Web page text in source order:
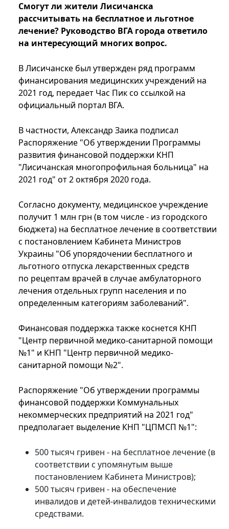
Смогут ли жители Лисичанска
рассчитывать на бесплатное и льготное
лечение? Руководство ВГА города ответило
на интересующий многих вопрос.
В Лисичанске был утвержден ряд программ
финансирования медицинских учреждений на
2021 год, передает Час Пик со ссылкой на
официальный портал ВГА.
В частности, Александр Заика подписал
Распоряжение "Об утверждении Программы
развития финансовой поддержки КНП
"Лисичанская многопрофильная больница" на
2021 год" от 2 октября 2020 года.
Согласно документу, медицинское учреждение
получит 1 млн грн (в том числе - из городского
бюджета) на бесплатное лечение в соответствии
с постановлением Кабинета Министров
Украины "Об упорядочении бесплатного и
льготного отпуска лекарственных средств
по рецептам врачей в случае амбулаторного
лечения отдельных групп населения и по
определенным категориям заболеваний".
Финансовая поддержка также коснется КНП
"Центр первичной медико-санитарной помощи
№1" и КНП "Центр первичной медико-
санитарной помощи №2".
Распоряжение "Об утверждении программы
финансовой поддержки Коммунальных
некоммерческих предприятий на 2021 год"
предполагает выделение КНП "ЦПМСП №1":
500 тысяч гривен - на бесплатное лечение (в
соответствии с упомянутым выше
постановлением Кабинета Министров);
500 тысяч гривен - на обеспечение
инвалидов и детей-инвалидов техническими
средствами.